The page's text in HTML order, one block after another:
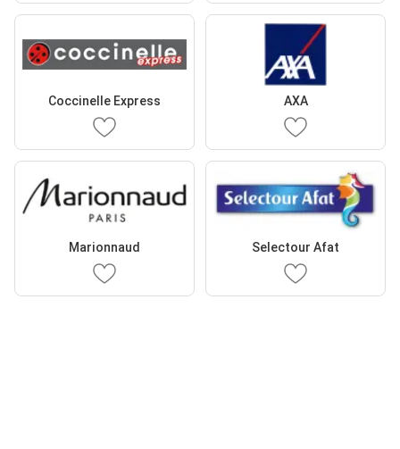
Coccinelle Express AXA
Marionnaud Selectour Afat